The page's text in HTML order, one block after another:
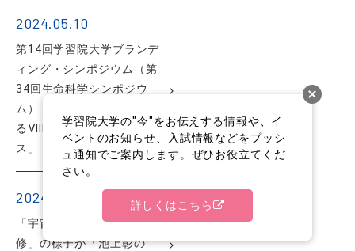
2024.05.10
第14回学習院大学ブランデ
ィング・シンポジウム（第
34回生命科学シンポジウ
ム）「『超高齢社会を考え
るⅧ』災害とメンタルヘル
ス」
2024.04.02
「宇宙ベンチャー企業研
修」の様子が「池上彰の
学習院大学の"今"をお伝えする情報や、イ
ベントのお知らせ、入試情報などをプッシ
ュ通知でご案内します。ぜひお役立てくだ
さい。
詳しくはこちら